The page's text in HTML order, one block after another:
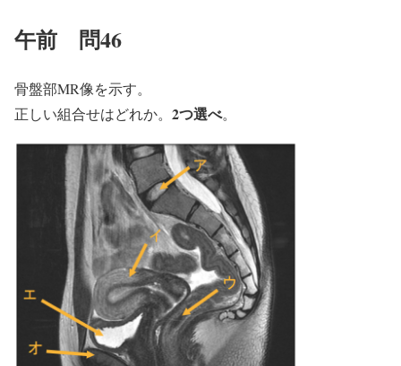
午前 問46
骨盤部MR像を示す。
正しい組合せはどれか。 2つ選べ。